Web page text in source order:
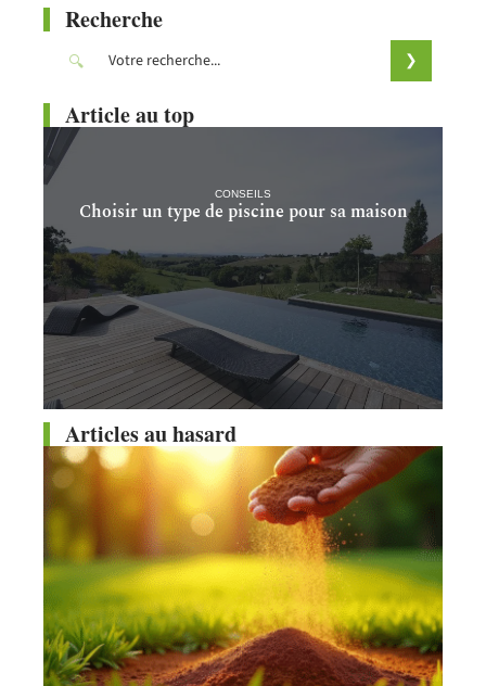
Recherche
Article au top
CONSEILS
Choisir un type de piscine pour sa maison
Articles au hasard